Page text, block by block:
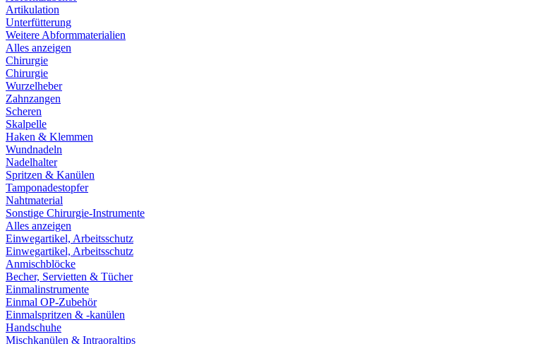
Artikulation
Unterfütterung
Weitere Abformmaterialien
Alles anzeigen
Chirurgie
Chirurgie
Wurzelheber
Zahnzangen
Scheren
Skalpelle
Haken & Klemmen
Wundnadeln
Nadelhalter
Spritzen & Kanülen
Tamponadestopfer
Nahtmaterial
Sonstige Chirurgie-Instrumente
Alles anzeigen
Einwegartikel, Arbeitsschutz
Einwegartikel, Arbeitsschutz
Anmischblöcke
Becher, Servietten & Tücher
Einmalinstrumente
Einmal OP-Zubehör
Einmalspritzen & -kanülen
Handschuhe
Mischkanülen & Intraoraltips